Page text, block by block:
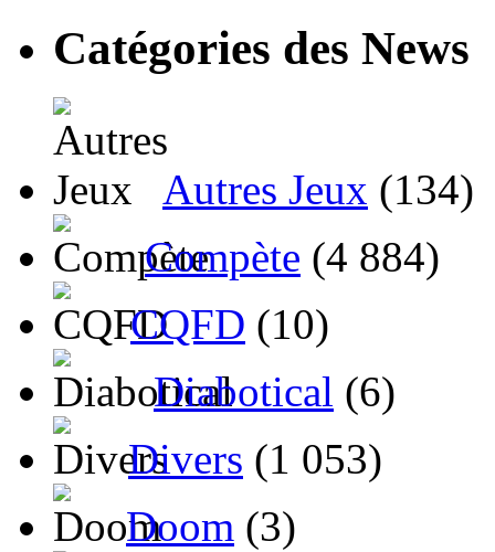
Catégories des News
Autres Jeux (134)
Compète (4 884)
CQFD (10)
Diabotical (6)
Divers (1 053)
Doom (3)